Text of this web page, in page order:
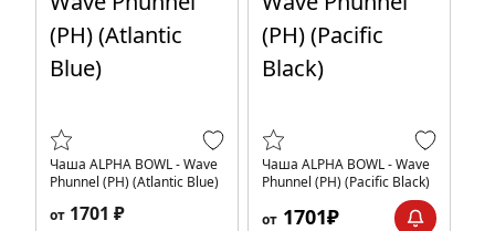
Чаша ALPHA BOWL - Wave
Phunnel (PH) (Atlantic Blue)
от 1701 ₽
Чаша ALPHA BOWL - Wave
Phunnel (PH) (Pacific Black)
от 1701₽